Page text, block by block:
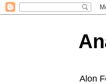
Alon